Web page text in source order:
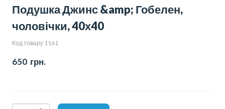
Подушка Джинс &amp; Гобелен,
чоловічки, 40х40
Код товару 1161
650  грн.